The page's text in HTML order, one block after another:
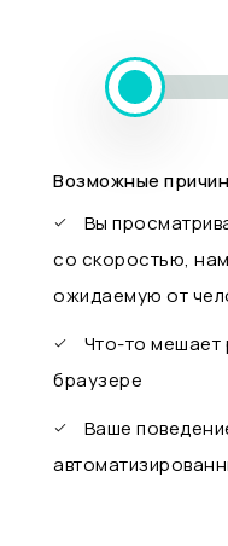
Возможные
Вы
со скоростью,
ожидаемую от
Что-то мешает
браузере
Ваше